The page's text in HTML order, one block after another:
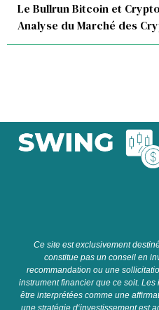
Le Bullrun Bitcoin et
Analyse du Marché des
Ce site estexclusivementdestin
constituepasun conseilen
recommandation ou une sollicit
instrumentfinancierquecesoit. Les
être interprétées comme une
une stratégie d‘investissementest